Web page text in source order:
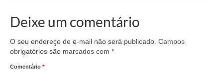
Deixe um comentário
O seu endereço de e-mail não será publicado. Campos
obrigatórios são marcados com *
Comentário *